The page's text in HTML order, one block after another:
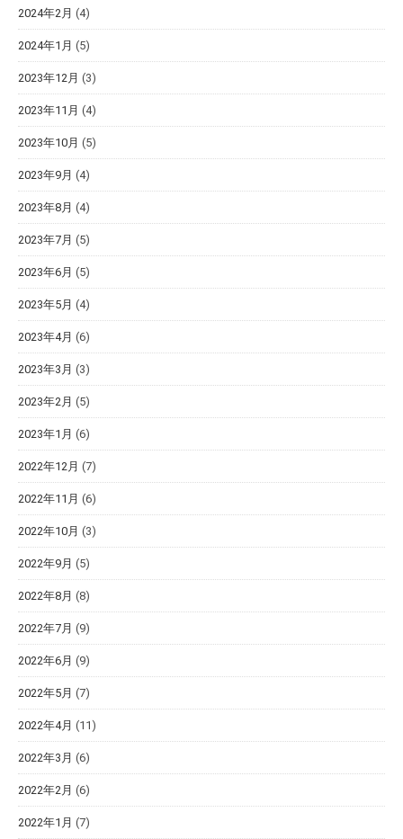
2024年2月 (4)
2024年1月 (5)
2023年12月 (3)
2023年11月 (4)
2023年10月 (5)
2023年9月 (4)
2023年8月 (4)
2023年7月 (5)
2023年6月 (5)
2023年5月 (4)
2023年4月 (6)
2023年3月 (3)
2023年2月 (5)
2023年1月 (6)
2022年12月 (7)
2022年11月 (6)
2022年10月 (3)
2022年9月 (5)
2022年8月 (8)
2022年7月 (9)
2022年6月 (9)
2022年5月 (7)
2022年4月 (11)
2022年3月 (6)
2022年2月 (6)
2022年1月 (7)